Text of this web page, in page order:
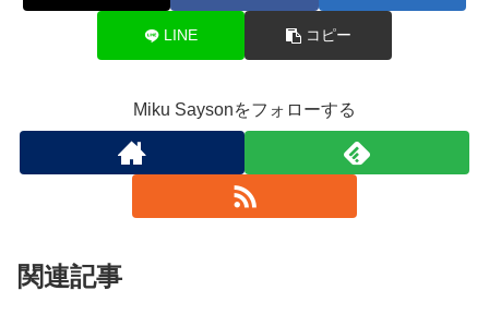
LINE コピー
Miku Saysonをフォローする
関連記事